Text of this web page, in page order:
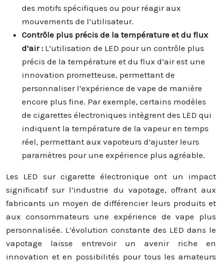
des motifs spécifiques ou pour réagir aux
mouvements de l’utilisateur.
Contrôle plus précis de la température et du flux
d’air : L’utilisation de LED pour un contrôle plus
précis de la température et du flux d’air est une
innovation prometteuse, permettant de
personnaliser l’expérience de vape de manière
encore plus fine. Par exemple, certains modèles
de cigarettes électroniques intègrent des LED qui
indiquent la température de la vapeur en temps
réel, permettant aux vapoteurs d’ajuster leurs
paramètres pour une expérience plus agréable.
Les LED sur cigarette électronique ont un impact
significatif sur l’industrie du vapotage, offrant aux
fabricants un moyen de différencier leurs produits et
aux consommateurs une expérience de vape plus
personnalisée. L’évolution constante des LED dans le
vapotage laisse entrevoir un avenir riche en
innovation et en possibilités pour tous les amateurs